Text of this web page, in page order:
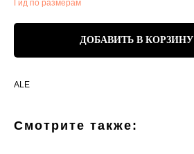
Гид по размерам
ДОБАВИТЬ В КОРЗИНУ
ALE
Смотрите также: